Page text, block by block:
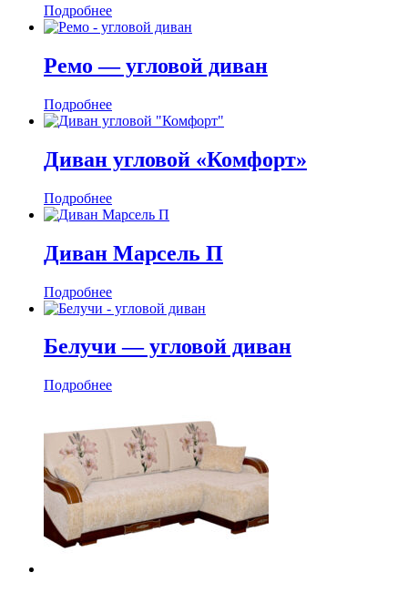
Подробнее
Ремо — угловой диван
Подробнее
Диван угловой «Комфорт»
Подробнее
Диван Марсель П
Подробнее
Белучи — угловой диван
Подробнее